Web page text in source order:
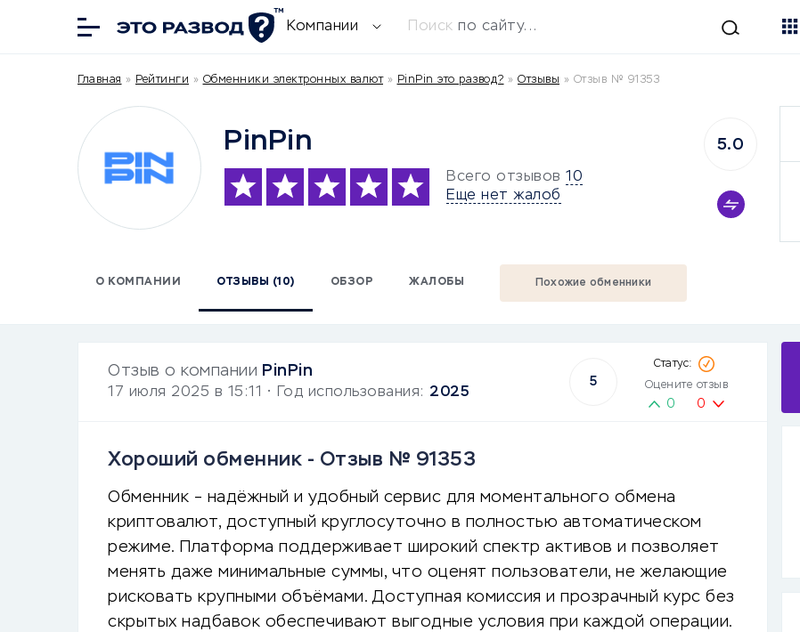
Компании Поиск по сайту...
Главная » Рейтинги » Обменники электронных валют» PinPin это развод? » Отзывы » Отзыв № 91353
PinPin
Всего отзывов 10
Еще нет жалоб
5.0
О КОМПАНИИ ОТЗЫВЫ (10) ОБЗОР ЖАЛОБЫ Похожие обменники
Отзыв о компании PinPin
17 июля 2025 в 15:11 • Год использования: 2025
5 Оцените отзыв
0 0
Хороший обменник - Отзыв № 91353
Обменник – надёжный и удобный сервис для моментального обмена
криптовалют, доступный круглосуточно в полностью автоматическом
режиме. Платформа поддерживает широкий спектр активов и позволяет
менять даже минимальные суммы, что оценят пользователи, не желающие
рисковать крупными объёмами. Доступная комиссия и прозрачный курс без
скрытых надбавок обеспечивают выгодные условия при каждой операции.